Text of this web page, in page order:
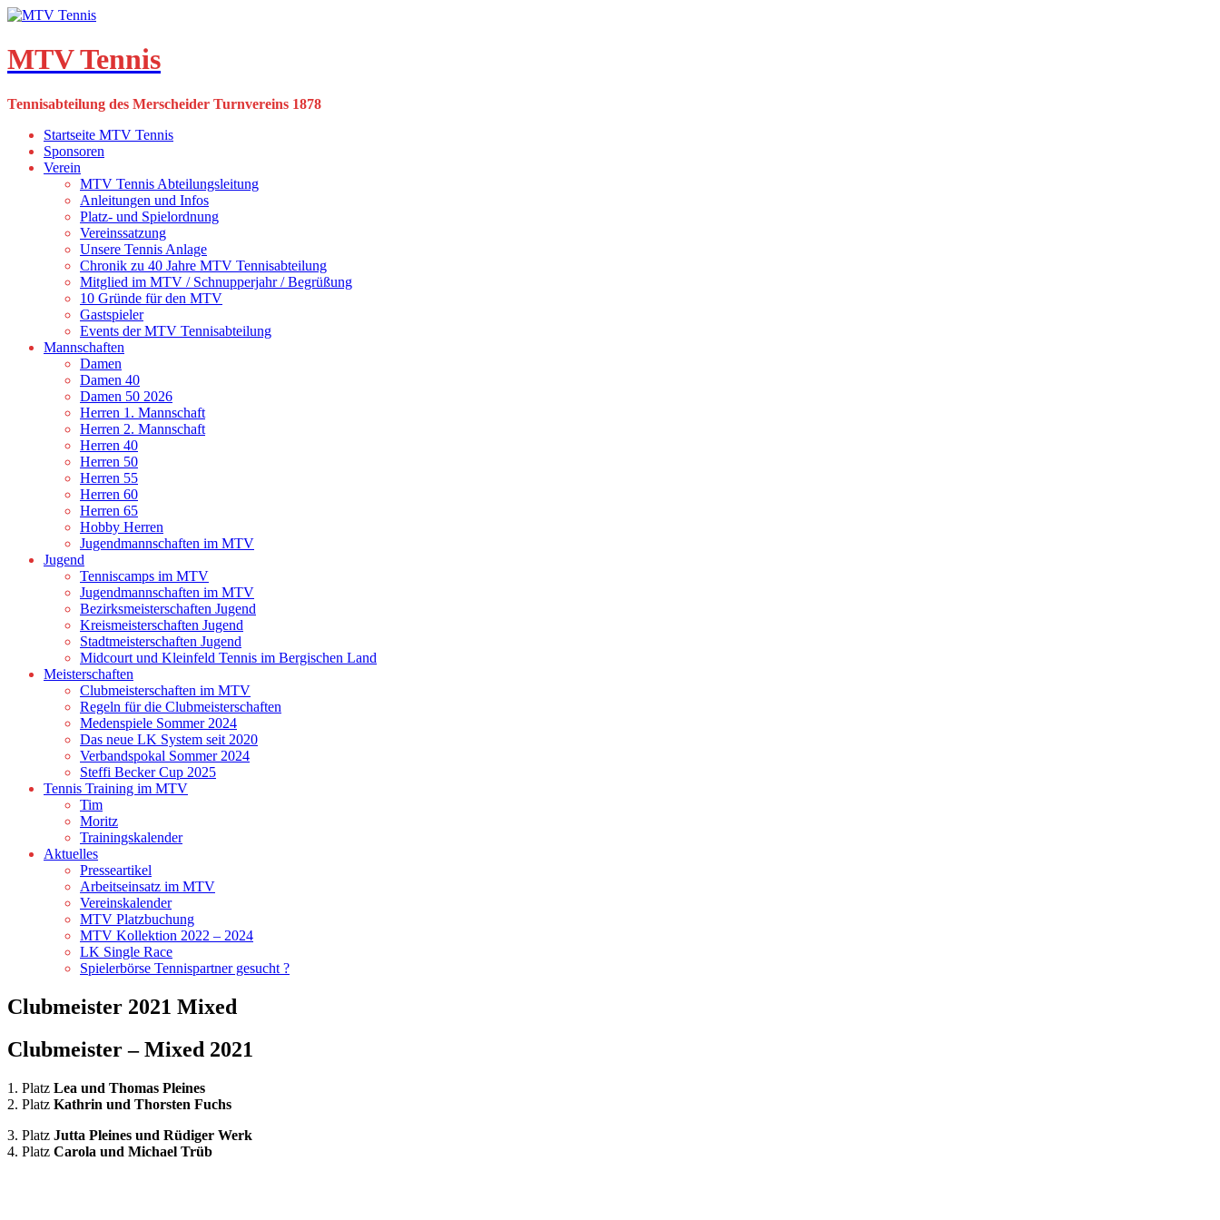
Skip
content
MTV Tennis
Tennisabteilung des Merscheider Turnvereins 1878
Startseite MTV Tennis
Sponsoren
Verein
MTV Tennis Abteilungsleitung
Anleitungen und Infos
Platz- und Spielordnung
Vereinssatzung
Unsere Tennis Anlage
Chronik zu 40 Jahre MTV Tennisabteilung
Mitglied im MTV / Schnupperjahr / Begrüßung
10 Gründe für den MTV
Gastspieler
Events der MTV Tennisabteilung
Mannschaften
Damen
Damen 40
Damen 50 2026
Herren 1. Mannschaft
Herren 2. Mannschaft
Herren 40
Herren 50
Herren 55
Herren 60
Herren 65
Hobby Herren
Jugendmannschaften im MTV
Jugend
Tenniscamps im MTV
Jugendmannschaften im MTV
Bezirksmeisterschaften Jugend
Kreismeisterschaften Jugend
Stadtmeisterschaften Jugend
Midcourt und Kleinfeld Tennis im Bergischen Land
Meisterschaften
Clubmeisterschaften im MTV
Regeln für die Clubmeisterschaften
Medenspiele Sommer 2024
Das neue LK System seit 2020
Verbandspokal Sommer 2024
Steffi Becker Cup 2025
Tennis Training im MTV
Tim
Moritz
Trainingskalender
Aktuelles
Presseartikel
Arbeitseinsatz im MTV
Vereinskalender
MTV Platzbuchung
MTV Kollektion 2022 – 2024
LK Single Race
Spielerbörse Tennispartner gesucht ?
Clubmeister 2021 Mixed
Clubmeister – Mixed 2021
1. Platz Lea und Thomas Pleines
2. Platz Kathrin und Thorsten Fuchs
3. Platz Jutta Pleines und Rüdiger Werk
4. Platz Carola und Michael Trüb